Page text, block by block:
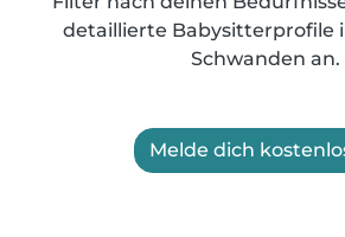
detaillierte Babysitterprofile
Schwanden an.
Melde dich